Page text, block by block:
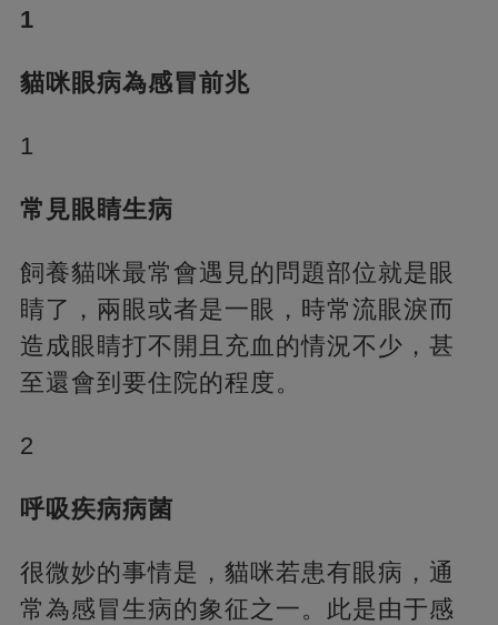
1
貓咪眼病為感冒前兆
1
常見眼睛生病
飼養貓咪最常會遇見的問題部位就是眼
睛了，兩眼或者是一眼，時常流眼淚而
造成眼睛打不開且充血的情況不少，甚
至還會到要住院的程度。
2
呼吸疾病病菌
很微妙的事情是，貓咪若患有眼病，通
常為感冒生病的象征之一。此是由于感